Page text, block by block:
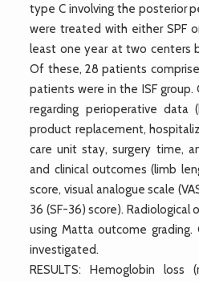
type C involving the posterior
were treated with either SPF
least one year at two centers
Of these, 28 patients
patients were in the ISF group.
regarding perioperative data
product replacement,
care unit stay, surgery time,
and clinical outcomes (limb
score, visual analogue scale
36 (SF-36) score). Radiological
using Matta outcome grading.
investigated.
RESULTS: Hemoglobin loss